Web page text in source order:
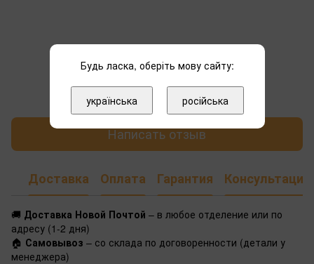
Написать отзыв
Доставка Оплата Гарантия Консультация
🚚 Доставка Новой Почтой – в любое отделение или по
адресу (1-2 дня)
🏠 Самовывоз – со склада по договоренности (детали у
менеджера)
Будь ласка, оберіть мову сайту:
українська російська